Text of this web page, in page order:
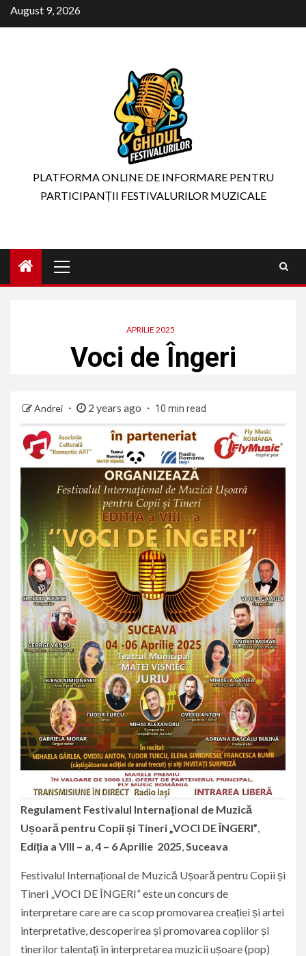
Skip
to
August 9, 2026
PLATFORMA ONLINE DE INFORMARE PENTRU
PARTICIPANȚII FESTIVALURILOR MUZICALE
Menu
APRILIE 2025
Voci de Îngeri
Andrei 2 years ago 10 min read
Regulament Festivalul Internațional de Muzică
Ușoară pentru Copii și Tineri „VOCI DE ÎNGERI”
Ediția a VIII – a 4 – 6 Aprilie 2025 Suceava
Festivalul Internațional de Muzică Ușoară pentru Copii și
Tineri „VOCI DE ÎNGERI” este un concurs de
interpretare care are ca scop promovarea creației și artei
interpretative, descoperirea și promovarea copiilor și
tinerilor talentați în interpretarea muzicii ușoare (pop)